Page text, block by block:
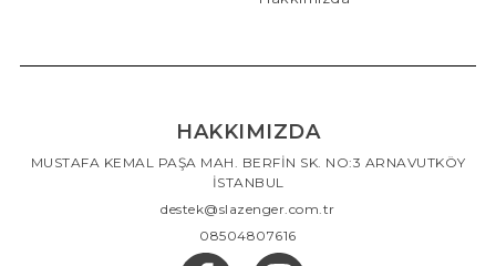
HAKKIMIZDA
MUSTAFA KEMAL PAŞA MAH. BERFİN SK. NO:3 ARNAVUTKÖY
İSTANBUL
destek@slazenger.com.tr
08504807616